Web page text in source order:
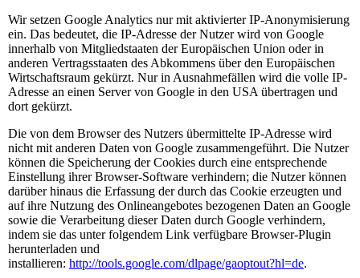
Wir setzen Google Analytics nur mit aktivierter IP-Anonymisierung
ein. Das bedeutet, die IP-Adresse der Nutzer wird von Google
innerhalb von Mitgliedstaaten der Europäischen Union oder in
anderen Vertragsstaaten des Abkommens über den Europäischen
Wirtschaftsraum gekürzt. Nur in Ausnahmefällen wird die volle IP-
Adresse an einen Server von Google in den USA übertragen und
dort gekürzt.
Die von dem Browser des Nutzers übermittelte IP-Adresse wird
nicht mit anderen Daten von Google zusammengeführt. Die Nutzer
können die Speicherung der Cookies durch eine entsprechende
Einstellung ihrer Browser-Software verhindern; die Nutzer können
darüber hinaus die Erfassung der durch das Cookie erzeugten und
auf ihre Nutzung des Onlineangebotes bezogenen Daten an Google
sowie die Verarbeitung dieser Daten durch Google verhindern,
indem sie das unter folgendem Link verfügbare Browser-Plugin
herunterladen und
installieren: http://tools.google.com/dlpage/gaoptout?hl=de.